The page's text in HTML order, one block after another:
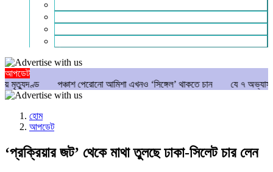
আপডেট
পঞ্চাশ পেরোনো আমিশা এখনও ‘সিঙ্গেল’ থাকতে চান
যে ৭ অভ্যাস আপনার
হোম
আপডেট
‘প্রক্রিয়ার জট’ থেকে মাথা তুলছে ঢাকা-সিলেট চার লেন